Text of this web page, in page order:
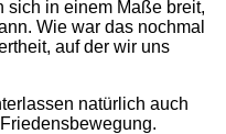
sich in einem Maße breit,
Wie war das nochmal
auf der wir uns
natürlich auch